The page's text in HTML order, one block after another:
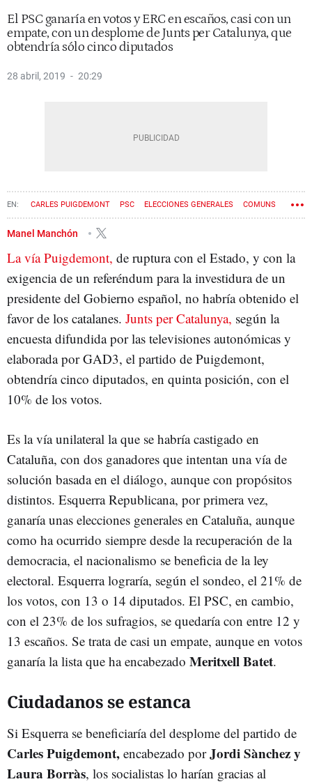
El PSC ganaría en votos y ERC en escaños, casi con un
empate, con un desplome de Junts per Catalunya, que
obtendría sólo cinco diputados
28 abril, 2019 20:29
CARLES PUIGDEMONT PSC ELECCIONES GENERALES COMUNS
JUNTS PER CATALUNYA
Manel Manchón
La vía Puigdemont, de ruptura con el Estado, y con la
exigencia de un referéndum para la investidura de un
presidente del Gobierno español, no habría obtenido el
favor de los catalanes. Junts per Catalunya, según la
encuesta difundida por las televisiones autonómicas y
elaborada por GAD3, el partido de Puigdemont,
obtendría cinco diputados, en quinta posición, con el
10% de los votos.
Es la vía unilateral la que se habría castigado en
Cataluña, con dos ganadores que intentan una vía de
solución basada en el diálogo, aunque con propósitos
distintos. Esquerra Republicana, por primera vez,
ganaría unas elecciones generales en Cataluña, aunque
como ha ocurrido siempre desde la recuperación de la
democracia, el nacionalismo se beneficia de la ley
electoral. Esquerra lograría, según el sondeo, el 21% de
los votos, con 13 o 14 diputados. El PSC, en cambio,
con el 23% de los sufragios, se quedaría con entre 12 y
13 escaños. Se trata de casi un empate, aunque en votos
ganaría la lista que ha encabezado Meritxell Batet.
Ciudadanos se estanca
Si Esquerra se beneficiaría del desplome del partido de
Carles Puigdemont, encabezado porJordi Sànchez y
Laura Borràs, los socialistas lo harían gracias al